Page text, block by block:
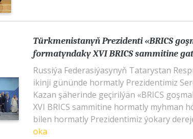
Türkmenistanyň Prezidenti «BRICS
formatyndaky XVI BRICS sammitine
Russiýa Federasiýasynyň Tatarystan
ikinji gününde hormatly Prezidentimiz
Kazan şäherinde geçirilýän «BRICS
XVI BRICS sammitine hormatly myhman
bilen hormatly Prezidentimiz ýokary
oka